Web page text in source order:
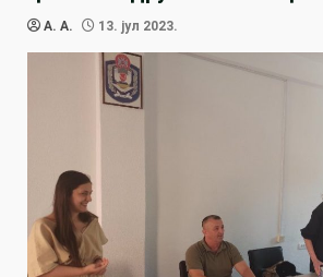
A. A. 13. јул 2023.